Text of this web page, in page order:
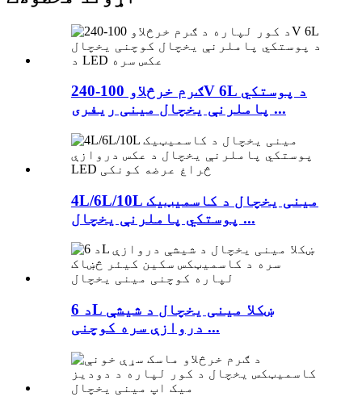
ګرم خرڅلاو 100-240V 6L د پوستکي
پاملرنې یخچال مینی ریفری ...
4L/6L/10L مینی یخچال د کاسمیټیک
پوستکي پاملرنې یخچال ...
د 6L ښکلا مینی یخچال د شیشې
دروازې سره کوچنی ...